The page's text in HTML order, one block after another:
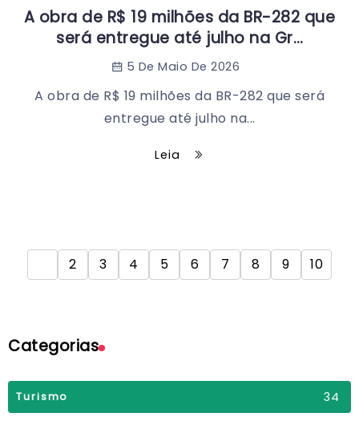
A obra de R$ 19 milhões da BR-282 que
será entregue até julho na Gr…
5 De Maio De 2026
A obra de R$ 19 milhões da BR-282 que será
entregue até julho na...
Leia
2 3 4 5 6 7 8 9 10
Categorias
Turismo 34